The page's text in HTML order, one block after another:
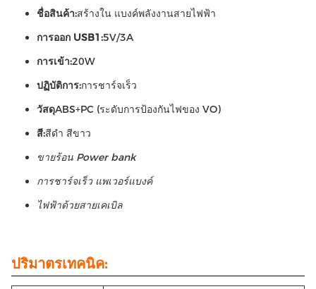
ชื่อสินค้า:สร้างใน แบงค์พลังงานสายไฟฟ้า
การออก USB1:5V/3A
การเข้า:20W
ปฏิบัติการ:การชาร์จเร็ว
วัสดุABS+PC (ระดับการป้องกันไฟของ VO)
สี:สีดํา สีขาว
ขายร้อน Power bank
การชาร์จเร็ว แพเวอร์แบงค์
ไฟฟ้าด้วยสายเคเบิล
ปริมาตรเทคนิค: